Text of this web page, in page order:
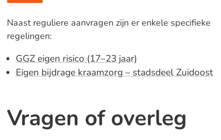
Naast reguliere aanvragen zijn er enkele specifieke
regelingen:
GGZ eigen risico (17–23 jaar)
Eigen bijdrage kraamzorg – stadsdeel Zuidoost
Vragen of overleg